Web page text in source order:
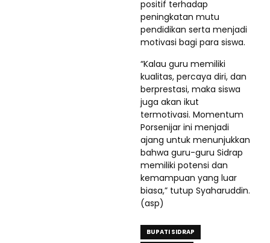
positif terhadap
peningkatan mutu
pendidikan serta menjadi
motivasi bagi para siswa.
“Kalau guru memiliki
kualitas, percaya diri, dan
berprestasi, maka siswa
juga akan ikut
termotivasi. Momentum
Porsenijar ini menjadi
ajang untuk menunjukkan
bahwa guru-guru Sidrap
memiliki potensi dan
kemampuan yang luar
biasa,” tutup Syaharuddin.
(asp)
BUPATI SIDRAP